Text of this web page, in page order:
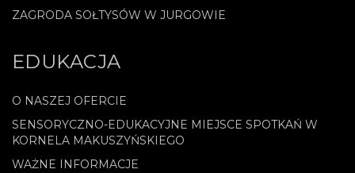
ZAGRODA SOŁTYSÓW W JURGOWIE
EDUKACJA
O NASZEJ OFERCIE
SENSORYCZNO-EDUKACYJNE MIEJSCE SPOTKAŃ W
KORNELA MAKUSZYŃSKIEGO
WAŻNE INFORMACJE